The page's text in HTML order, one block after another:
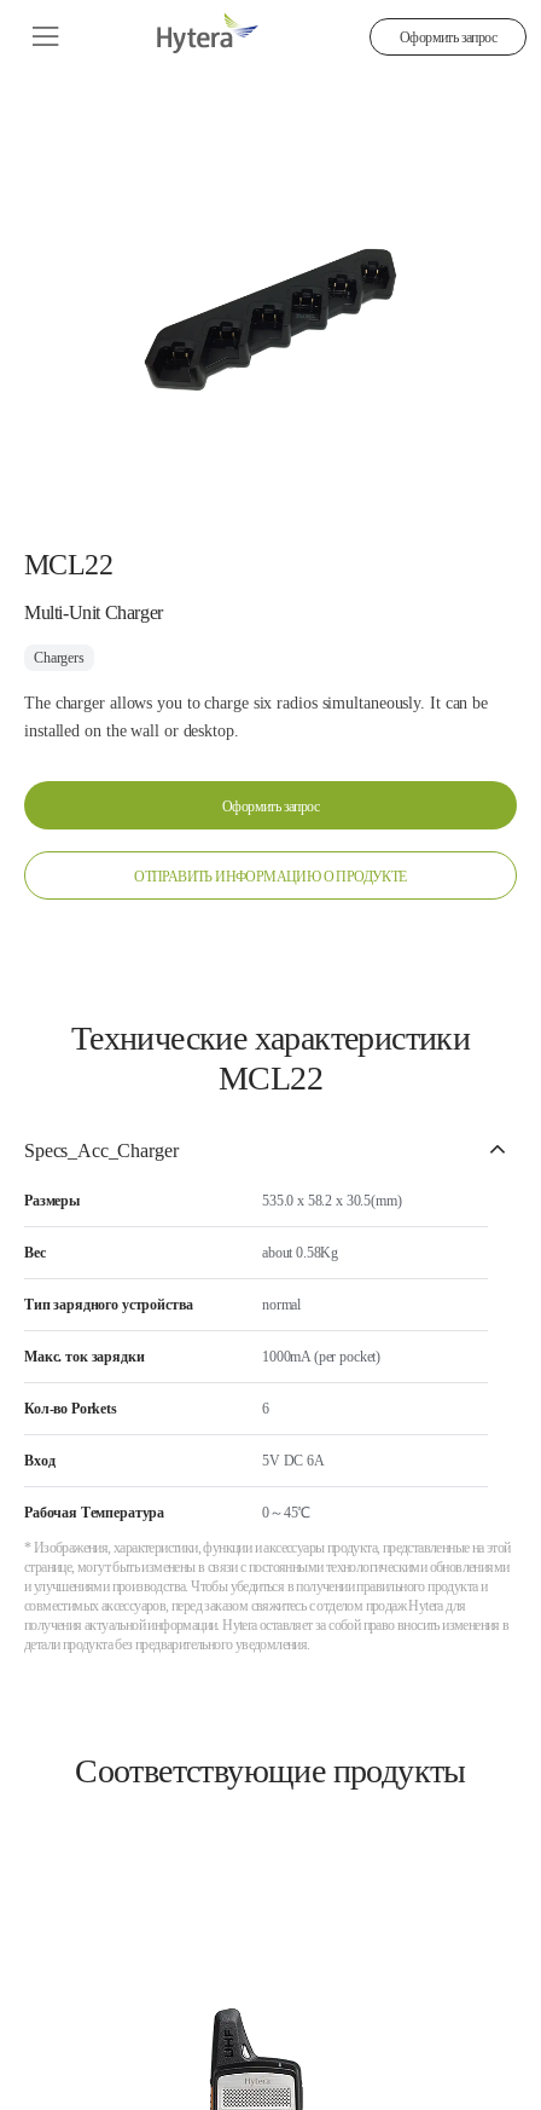
Оформить запрос
MCL22
Multi-Unit Charger
Chargers
The charger allows you to charge six radios simultaneously. It can be
installed on the wall or desktop.
Оформить запрос
ОТПРАВИТЬ ИНФОРМАЦИЮ О ПРОДУКТЕ
Технические характеристики
MCL22
Specs_Acc_Charger
Размеры 535.0 x 58.2 x 30.5(mm)
Вес about 0.58Kg
Тип зарядного устройства normal
Макс. ток зарядки 1000mA (per pocket)
Кол-во Porkets 6
Вход 5V DC 6A
Рабочая Температура 0～45℃
* Изображения, характеристики, функции и аксессуары продукта, представленные на этой
странице, могут быть изменены в связи с постоянными технологическими обновлениями
и улучшениями производства. Чтобы убедиться в получении правильного продукта и
совместимых аксессуаров, перед заказом свяжитесь с отделом продаж Hytera для
получения актуальной информации. Hytera оставляет за собой право вносить изменения в
детали продукта без предварительного уведомления.
Соответствующие продукты